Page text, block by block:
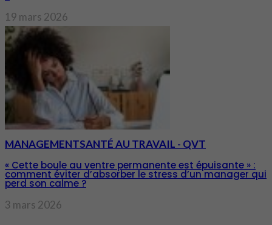
19 mars 2026
MANAGEMENTSANTÉ AU TRAVAIL - QVT
« Cette boule au ventre permanente est épuisante » :
comment éviter d’absorber le stress d’un manager qui
perd son calme ?
3 mars 2026